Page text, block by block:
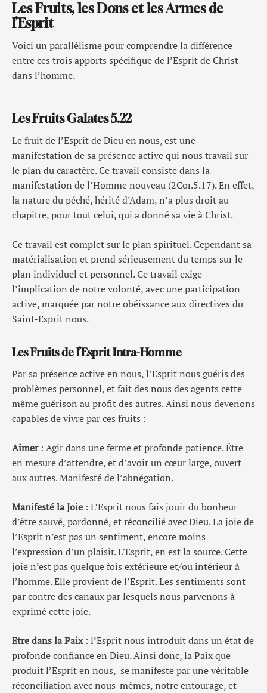
Les Fruits, les Dons et les Armes de
l’Esprit
Voici un parallélisme pour comprendre la différence
entre ces trois apports spécifique de l’Esprit de Christ
dans l’homme.
Les Fruits Galates 5.22
Le fruit de l’Esprit de Dieu en nous, est une
manifestation de sa présence active qui nous travail sur
le plan du caractère. Ce travail consiste dans la
manifestation de l’Homme nouveau (2Cor.5.17). En effet,
la nature du péché, hérité d’Adam, n’a plus droit au
chapitre, pour tout celui, qui a donné sa vie à Christ.
Ce travail est complet sur le plan spirituel. Cependant sa
matérialisation et prend sérieusement du temps sur le
plan individuel et personnel. Ce travail exige
l’implication de notre volonté, avec une participation
active, marquée par notre obéissance aux directives du
Saint-Esprit nous.
Les Fruits de l’Esprit Intra-Homme
Par sa présence active en nous, l’Esprit nous guéris des
problèmes personnel, et fait des nous des agents cette
même guérison au profit des autres. Ainsi nous devenons
capables de vivre par ces fruits :
Aimer: Agir dans une ferme et profonde patience. Être
en mesure d’attendre, et d’avoir un cœur large, ouvert
aux autres. Manifesté de l’abnégation.
Manifesté la Joie : L’Esprit nous fais jouir du bonheur
d’être sauvé, pardonné, et réconcilié avec Dieu. La joie de
l’Esprit n’est pas un sentiment, encore moins
l’expression d’un plaisir. L’Esprit, en est la source. Cette
joie n’est pas quelque fois extérieure et/ou intérieur à
l’homme. Elle provient de l’Esprit. Les sentiments sont
par contre des canaux par lesquels nous parvenons à
exprimé cette joie.
Etre dans la Paix: l’Esprit nous introduit dans un état de
profonde confiance en Dieu. Ainsi donc, la Paix que
produit l’Esprit en nous, se manifeste par une véritable
réconciliation avec nous-mêmes, notre entourage, et